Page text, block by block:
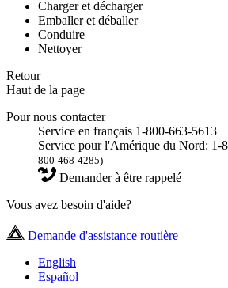
Charger et décharger
Emballer et déballer
Conduire
Nettoyer
Retour
Haut de la page
Pour nous contacter
Service en français 1-800-663-5613
Service pour l'Amérique du Nord:
800-468-4285)
Demander à être rappelé
Vous avez besoin d'aide?
Demande d'assistance routière
English
Español